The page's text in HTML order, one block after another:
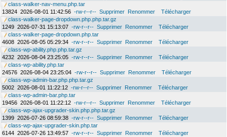
class-walker-nav-menu.php.tar
13824 2026-08-01 11:42:56 -rw-r--r-- Supprimer Renommer
Télécharger
class-walker-page-dropdown.php.php.tar.gz
1249 2026-07-31 15:13:07 -rw-r--r-- Supprimer Renommer
Télécharger
class-walker-page-dropdown.php.tar
4608 2026-08-05 05:29:34 -rw-r--r-- Supprimer Renommer
Télécharger
class-wp-ability.php.php.tar.gz
4232 2026-08-04 23:25:05 -rw-r--r-- Supprimer Renommer
Télécharger
class-wp-ability.php.tar
24576 2026-08-04 23:25:04 -rw-r--r-- Supprimer Renommer
Télécharger
class-wp-admin-bar.php.php.tar.gz
5002 2026-08-01 11:22:12 -rw-r--r-- Supprimer Renommer
Télécharger
class-wp-admin-bar.php.tar
19456 2026-08-01 11:22:12 -rw-r--r-- Supprimer Renommer
Télécharger
class-wp-ajax-upgrader-skin.php.php.tar.gz
1399 2026-07-26 08:59:38 -rw-r--r-- Supprimer Renommer
Télécharger
class-wp-ajax-upgrader-skin.php.tar
6144 2026-07-26 13:49:57 -rw-r--r-- Supprimer Renommer
Télécharger